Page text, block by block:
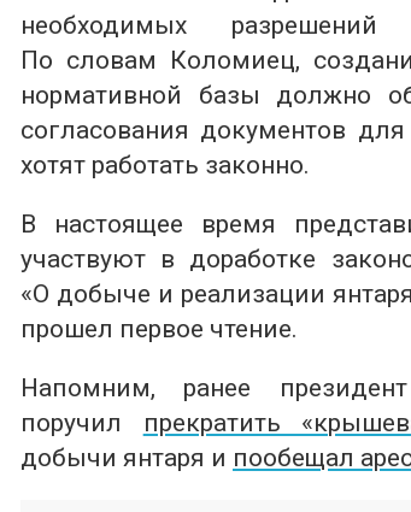
необходимых
По словам Коломиец,
нормативной базы должно
согласования документов
хотят работать законно.
В настоящее время
участвуют в доработке
«О добыче и реализации
прошел первое чтение.
Напомним, ранее
поручил прекратить
добычи янтаря и пообещал